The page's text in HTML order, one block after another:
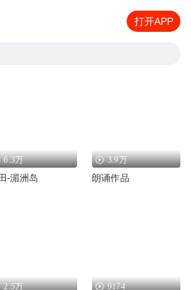
打开APP
6.3万
-湄洲岛
3.9万
朗诵作品
2.5万 9174